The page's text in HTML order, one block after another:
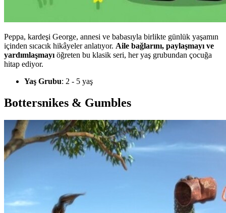
Peppa, kardeşi George, annesi ve babasıyla birlikte günlük yaşamın
içinden sıcacık hikâyeler anlatıyor. Aile bağlarını, paylaşmayı ve
yardımlaşmayı öğreten bu klasik seri, her yaş grubundan çocuğa
hitap ediyor.
Yaş Grubu: 2 - 5 yaş
Bottersnikes & Gumbles